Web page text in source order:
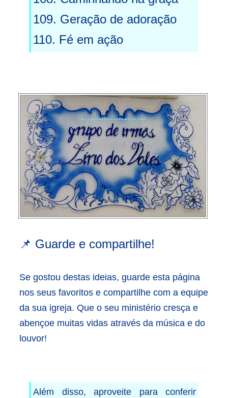
109. Geração de adoração
110. Fé em ação
📌 Guarde e compartilhe!
Se gostou destas ideias, guarde esta página
nos seus favoritos e compartilhe com a equipe
da sua igreja. Que o seu ministério cresça e
abençoe muitas vidas através da música e do
louvor!
Além disso, aproveite para conferir